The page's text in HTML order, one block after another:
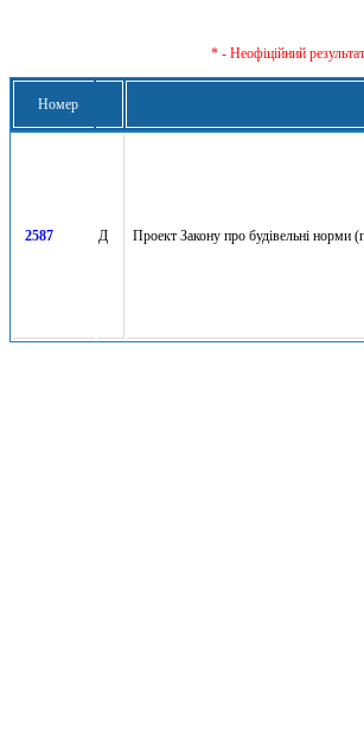
* - Неофіційний
Номер
2587 Д Проект Закону про будівельні норми